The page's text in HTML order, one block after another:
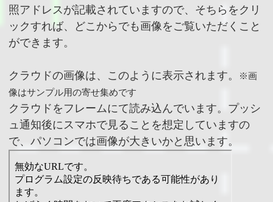
照アドレスが記載されていますので、そちらをクリ
ックすれば、どこからでも画像をご覧いただくこと
ができます。
クラウドの画像は、このように表示されます。
※画
像はサンプル用の寄せ集めです
クラウドをフレームにて読み込んでいます。プッシ
ュ通知後にスマホで見ることを想定していますの
で、パソコンでは画像が大きいかと思います。